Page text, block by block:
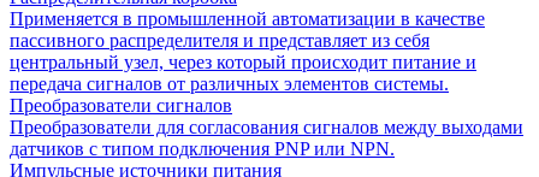
Применяется в промышленной автоматизации в качестве
пассивного распределителя и представляет из себя
центральный узел, через который происходит питание и
передача сигналов от различных элементов системы.
Преобразователи сигналов
Преобразователи для согласования сигналов между выходами
датчиков с типом подключения PNP или NPN.
Импульсные источники питания